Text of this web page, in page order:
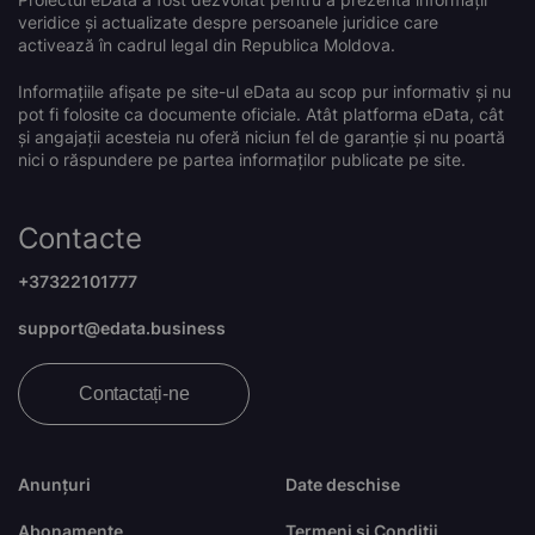
veridice și actualizate despre persoanele juridice care
activează în cadrul legal din Republica Moldova.
Informațiile afișate pe site-ul eData au scop pur informativ și nu
pot fi folosite ca documente oficiale. Atât platforma eData, cât
și angajații acesteia nu oferă niciun fel de garanție și nu poartă
nici o răspundere pe partea informaților publicate pe site.
Anunțuri
Abonamente
Date deschise
Termeni și Condiții
Contacte
+37322101777
support@edata.business
Contactați-ne